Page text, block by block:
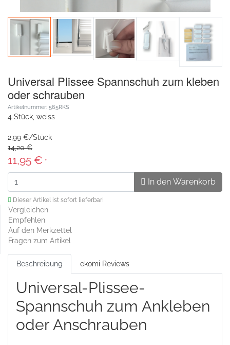
Universal Plissee Spannschuh zum kleben
oder schrauben
Artikelnummer: 565RKS
4 Stück, weiss
2,99 €/Stück
14,20 €
11,95 € *
In den Warenkorb
Dieser Artikel ist sofort lieferbar!
Vergleichen
Empfehlen
Auf den Merkzettel
Fragen zum Artikel
Beschreibung ekomi Reviews
Universal-Plissee-
Spannschuh zum Ankleben
oder Anschrauben